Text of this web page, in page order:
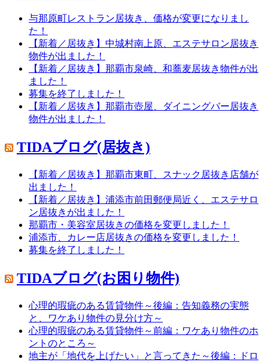
与那原町レストラン居抜き、価格が変更になりまし
た！
【新着／居抜き】中城村南上原、エステサロン居抜き
物件が出ました！
【新着／居抜き】那覇市泉崎、和蕎麦居抜き物件が出
ました！
募集を終了しました！
【新着／居抜き】那覇市壺屋、ダイニングバー居抜き
物件が出ました！
TIDAブログ(居抜き)
【新着／居抜き】那覇市東町、スナック居抜き店舗が
出ました！
【新着／居抜き】浦添市前田郵便局近く、エステサロ
ン居抜きが出ました！
那覇市・美容室居抜きの価格を変更しました！
浦添市、カレー店居抜きの価格を変更しました！
募集を終了しました！
TIDAブログ(お困り物件)
心理的瑕疵のある賃貸物件～後編：告知義務の実態
と、ワケあり物件の見分け方～
心理的瑕疵のある賃貸物件～前編：ワケあり物件のホ
ントのところ～
地主が「地代を上げたい」と言ってきた～後編：ドロ